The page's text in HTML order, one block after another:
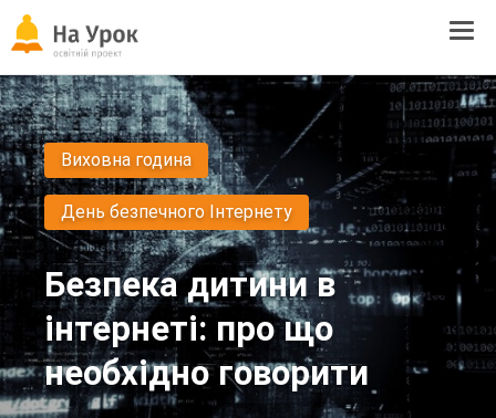
Виховна година
День безпечного Інтернету
Безпека дитини в
інтернеті: про що
необхідно говорити